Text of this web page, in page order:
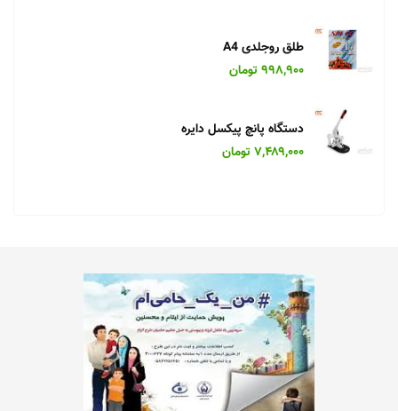
طلق روجلدی A4
۹۹۸,۹۰۰ تومان
دستگاه پانچ پیکسل دایره
۷,۴۸۹,۰۰۰ تومان